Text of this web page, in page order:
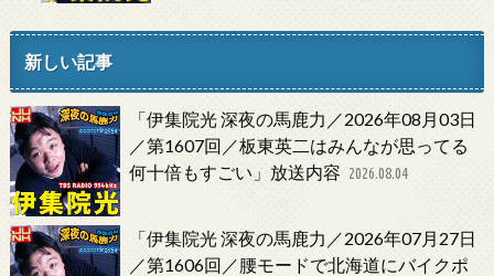
新しい記事
「伊集院光 深夜の馬鹿力／2026年08月03日
／第1607回／板東英二はみんなが思ってる
何十倍もすごい」放送内容 2026.08.04
「伊集院光 深夜の馬鹿力／2026年07月27日
／第1606回／腰モードで北海道にバイクポ